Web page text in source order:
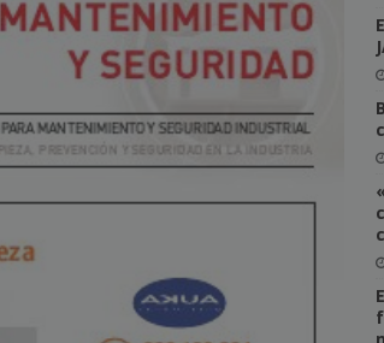
de WAN-IFRA
NOTICIAS
una amenaza para el sector editorial?
catalán a más lectores
NOTICIAS
La confianza en las noticias llega a su
la confianza y la credibilidad serán